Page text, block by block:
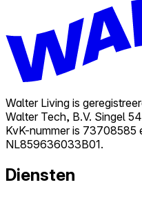
Walter Living is
Walter Tech, B.V. Singel
KvK-nummer is 73708585
NL859636033B01.
Diensten